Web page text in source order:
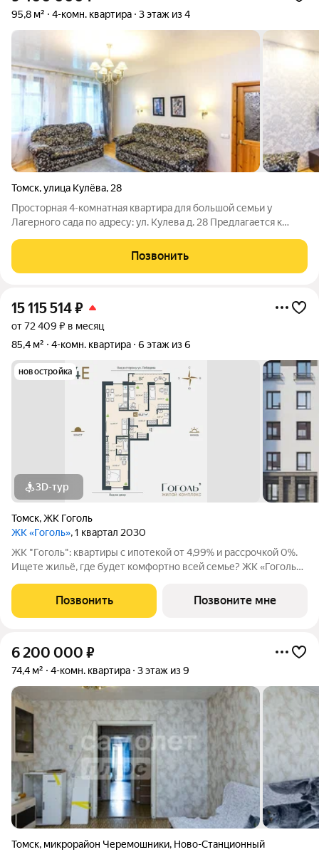
95,8 м² 4-комн. квартира 3 этаж из 4
Томск,улица Кулёва, 28
Просторная 4-комнатная квартира для большой семьи у
Лагерного сада по адресу: ул. Кулева д. 28 Предлагается к
очаг в одном из самых зелёных и уютных районов. О квартире:
- Площадь: 95,8 м
Позвонить
15 115 514₽
от 72 409 ₽ в месяц
85,4 м²
4-комн. квартира 6 этаж из 6
новостройка
3D-тур
Томск,ЖК Гоголь
ЖК «Гоголь», 1 квартал 2030
ЖК "Гоголь": квартиры с ипотекой от 4,99% и рассрочкой 0%.
Ищете жильё, где будет комфортно всей семье? ЖК «Гоголь»
удобство. Представьте утро: ребёнок идёт в школу 5 минут
пешком, вы пьёте
Позвонить Позвоните мне
6 200 000 ₽
74,4 м² 4-комн. квартира 3 этаж из 9
Томск, микрорайон Черемошники, Ново-Станционный